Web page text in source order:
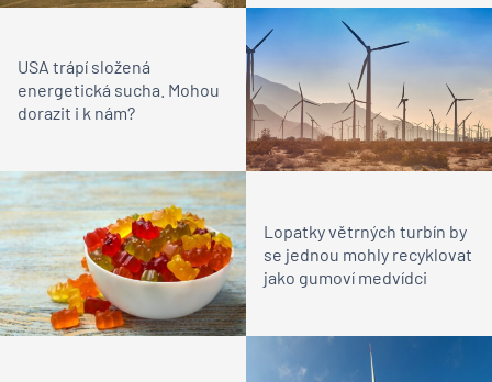
USA trápí složená
energetická sucha. Mohou
dorazit i k nám?
Lopatky větrných turbín by
se jednou mohly recyklovat
jako gumoví medvídci